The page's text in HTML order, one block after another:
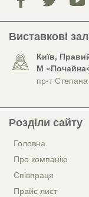
Виставкові
Київ,
М
пр-т
Розділи сайту
Головна
Про компанію
Співпраця
Прайс лист